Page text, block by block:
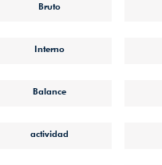
Bruto
Interno
Balance
actividad